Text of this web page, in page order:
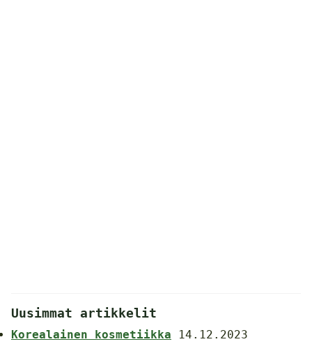
Uusimmat artikkelit
Korealainen kosmetiikka
14.12.2023